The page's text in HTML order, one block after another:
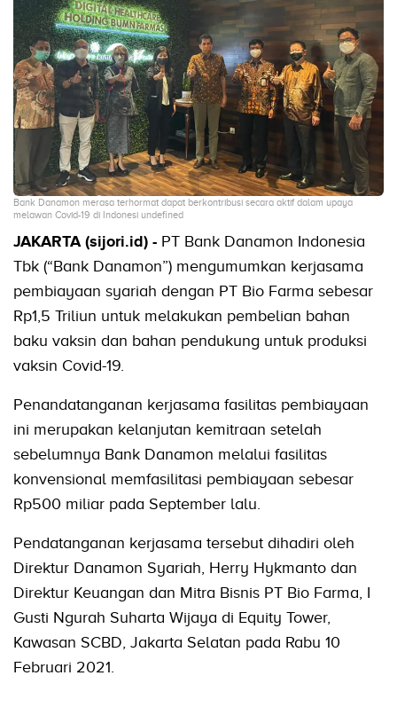
Bank Danamon merasa terhormat dapat berkontribusi secara aktif dalam upaya
melawan Covid-19 di Indonesi undefined
JAKARTA (sijori.id) - PT Bank Danamon Indonesia
Tbk (“Bank Danamon”) mengumumkan kerjasama
pembiayaan syariah dengan PT Bio Farma sebesar
Rp1,5 Triliun untuk melakukan pembelian bahan
baku vaksin dan bahan pendukung untuk produksi
vaksin Covid-19.
Penandatanganan kerjasama fasilitas pembiayaan
ini merupakan kelanjutan kemitraan setelah
sebelumnya Bank Danamon melalui fasilitas
konvensional memfasilitasi pembiayaan sebesar
Rp500 miliar pada September lalu.
Pendatanganan kerjasama tersebut dihadiri oleh
Direktur Danamon Syariah, Herry Hykmanto dan
Direktur Keuangan dan Mitra Bisnis PT Bio Farma, I
Gusti Ngurah Suharta Wijaya di Equity Tower,
Kawasan SCBD, Jakarta Selatan pada Rabu 10
Februari 2021.